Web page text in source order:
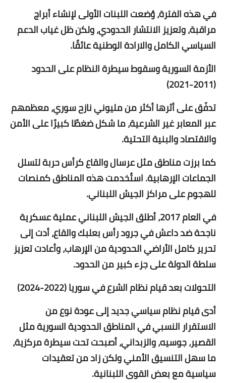
في هذه الفترة، وُضعت اللبنات الأولى لإنشاء أبراج
مراقبة، وتعزيز الانتشار الحدودي، ولكن ظل غياب الدعم
السياسي الكامل والارادة الوطنية عائقًا.
الأزمة السورية وسقوط سيطرة النظام على الحدود
(2011-2021)
تدفّق على أثرها أكثر من مليوني نازح سوري، معظمهم
عبر المعابر غير الشرعية، ما شكل ضغطًا كبيرًا على الأمن
والاقتصاد والبنية التحتية.
كما برزت مناطق مثل عرسال والقاع كرأس حربة لتسلل
الجماعات الإرهابية. استُخدمت هذه المناطق كمنصات
للهجوم على مراكز الجيش اللبناني.
في العام 2017، أطلق الجيش اللبناني عملية عسكرية
ناجحة ضد داعش في جرود رأس بعلبك والقاع، أدت إلى
تحرير كامل الأراضي الحدودية من الإرهاب، وأعادت تعزيز
سلطة الدولة على جزء كبير من الحدود.
التحولات بعد قيام نظام الشرع في سوريا (2022-2024)
أدى قيام نظام سياسي جديد إلى عودة نوع من
الاستقرار النسبي في المناطق الحدودية السورية مثل
القصير، جوسيه، والزبداني، أصبحت تحت سيطرة مركزية،
ما سهل التنسيق الأمني ولكن زاد من تعقيدات
سياسية مع بعض القوى اللبنانية.